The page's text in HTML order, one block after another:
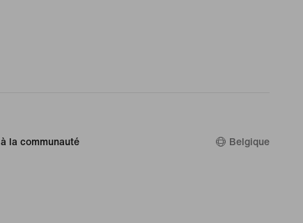
la communauté Belgique